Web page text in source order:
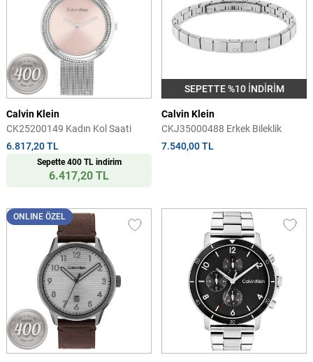
Calvin Klein
CK25200149 Kadın Kol Saati
6.817,20 TL
Sepette 400 TL indirim
6.417,20 TL
SEPETTE %10 İNDİRİM
Calvin Klein
CKJ35000488 Erkek Bileklik
7.540,00 TL
ONLINE ÖZEL